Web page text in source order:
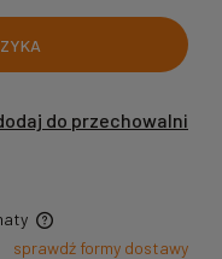
do przechowalni
płatności
sprawdź formy dostawy